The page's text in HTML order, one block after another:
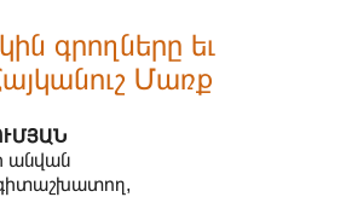
գրողները եւ
Մառք
անվան